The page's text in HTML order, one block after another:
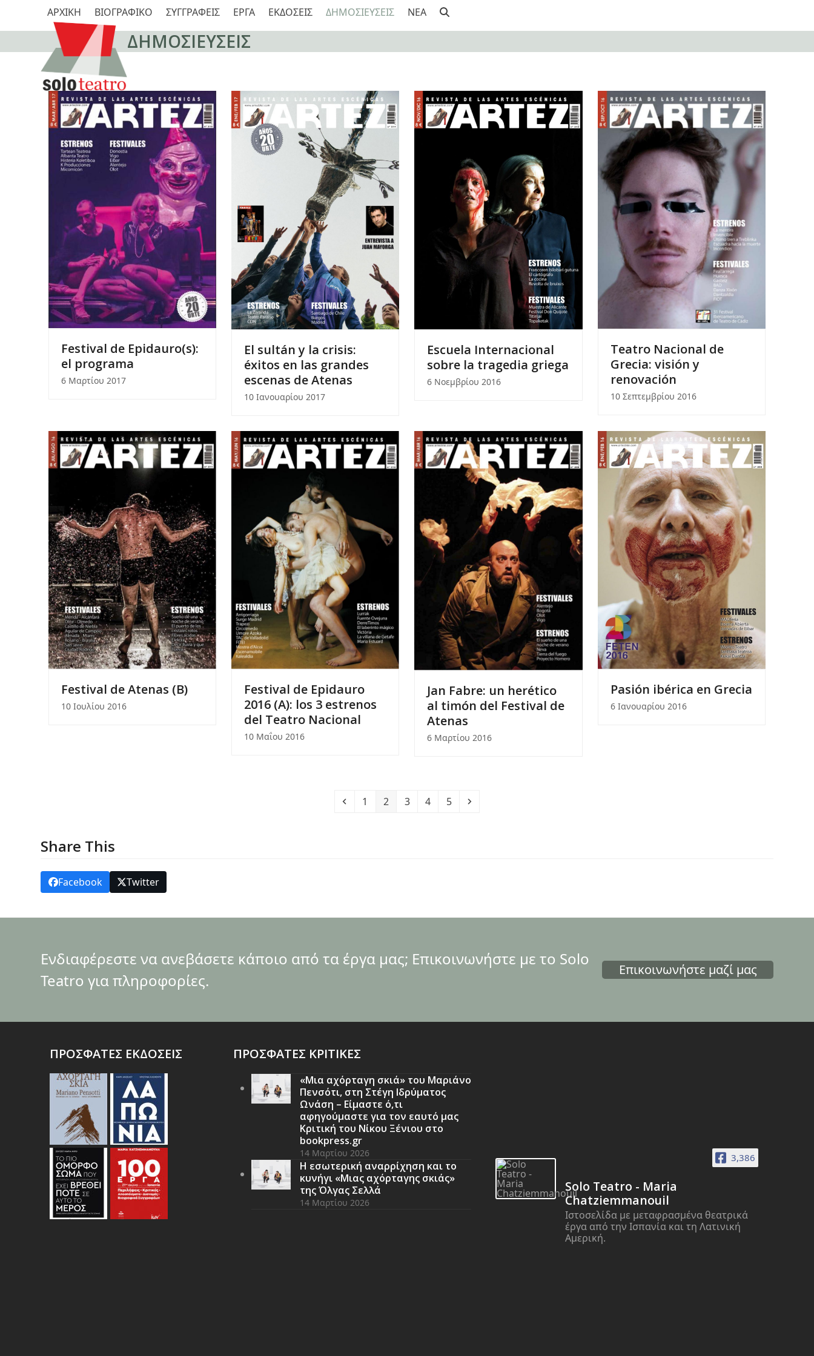
ΑΡΧΙΚΗ ΒΙΟΓΡΑΦΙΚΟ ΣΥΓΓΡΑΦΕΙΣ ΕΡΓΑ ΕΚΔΟΣΕΙΣ ΔΗΜΟΣΙΕΥΣΕΙΣ NEA
ΔΗΜΟΣΙΕΥΣΕΙΣ
Festival de Epidauro(s):
el programa
6 Μαρτίου 2017
El sultán y la crisis:
éxitos en las grandes
escenas de Atenas
10 Ιανουαρίου 2017
Escuela Internacional
sobre la tragedia griega
6 Νοεμβρίου 2016
Teatro Nacional de
Grecia: visión y
renovación
10 Σεπτεμβρίου 2016
Festival de Atenas (B)
10 Ιουλίου 2016
Festival de Epidauro
2016 (A): los 3 estrenos
del Teatro Nacional
10 Μαΐου 2016
Jan Fabre: un herético
al timón del Festival de
Atenas
6 Μαρτίου 2016
Pasión ibérica en Grecia
6 Ιανουαρίου 2016
Previous
Page
1 Page
2 Page
3 Page
4 Page
5 Next
Share This
Facebook Twitter
Ενδιαφέρεστε να ανεβάσετε κάποιο από τα έργα μας; Επικοινωνήστε με το Solo
Teatro για πληροφορίες.
Επικοινωνήστε μαζί μας
ΠΡΟΣΦΑΤΕΣ ΕΚΔΟΣΕΙΣ ΠΡΟΣΦΑΤΕΣ ΚΡΙΤΙΚΕΣ
«Μια αχόρταγη σκιά» του Μαριάνο
Πενσότι, στη Στέγη Ιδρύματος
Ωνάση – Είμαστε ό,τι
αφηγούμαστε για τον εαυτό μας
Κριτική του Νίκου Ξένιου στο
bookpress.gr
14 Μαρτίου 2026
Η εσωτερική αναρρίχηση και το
κυνήγι «Μιας αχόρταγης σκιάς»
της Όλγας Σελλά
14 Μαρτίου 2026
3,386
Solo Teatro - Maria
Chatziemmanouil
Ιστοσελίδα με μεταφρασμένα θεατρικά
έργα από την Ισπανία και τη Λατινική
Αμερική.